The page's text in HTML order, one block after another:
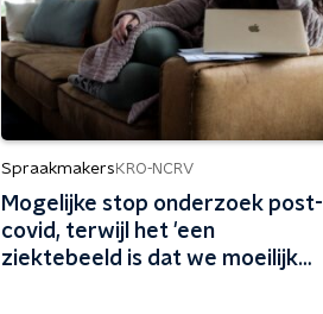
Spraakmakers KRO-NCRV
Mogelijke stop onderzoek post-
covid, terwijl het 'een
ziektebeeld is dat we moeilijk